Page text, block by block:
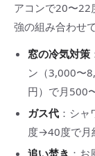
アコンで20〜22
強の組み合わせで
窓の冷気対策
ン（3,000〜
円）で月500
ガス代 ：シ
度→40度で月
追い焚き ：